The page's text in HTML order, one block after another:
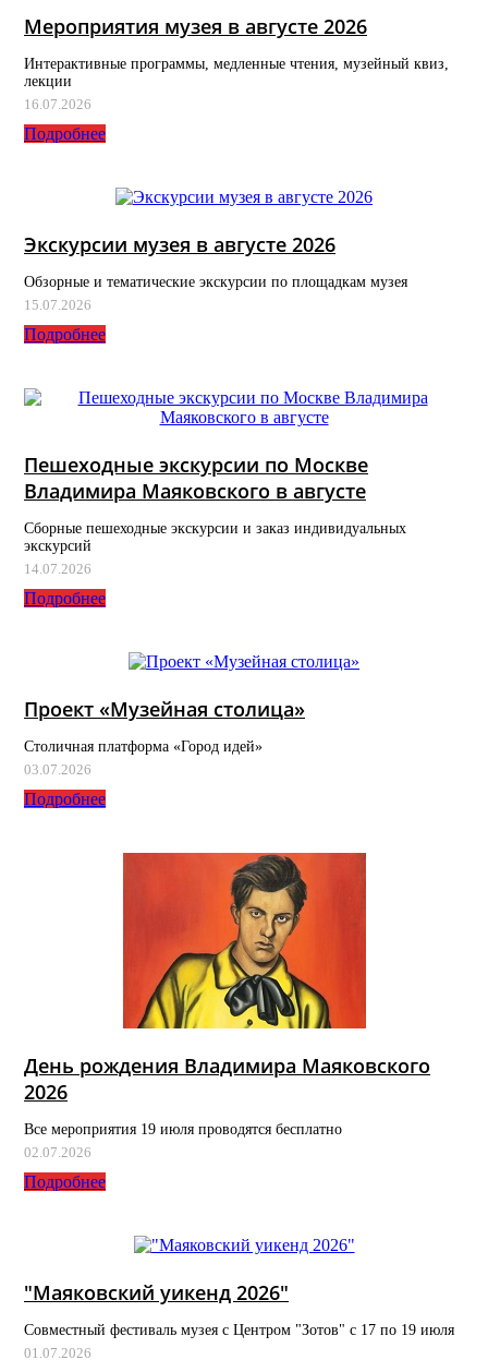
Мероприятия музея в августе 2026
Интерактивные программы, медленные чтения, музейный квиз,
лекции
16.07.2026
Подробнее
Экскурсии музея в августе 2026
Обзорные и тематические экскурсии по площадкам музея
15.07.2026
Подробнее
Пешеходные экскурсии по Москве
Владимира Маяковского в августе
Сборные пешеходные экскурсии и заказ индивидуальных
экскурсий
14.07.2026
Подробнее
Проект «Музейная столица»
Столичная платформа «Город идей»
03.07.2026
Подробнее
День рождения Владимира Маяковского
2026
Все мероприятия 19 июля проводятся бесплатно
02.07.2026
Подробнее
"Маяковский уикенд 2026"
Совместный фестиваль музея с Центром "Зотов" с 17 по 19 июля
01.07.2026